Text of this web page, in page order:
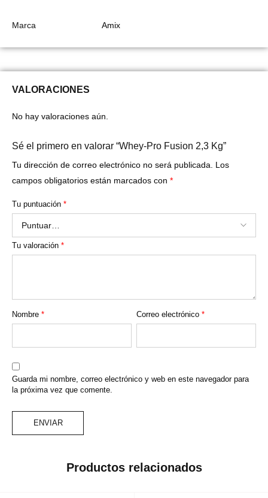
Marca Amix
VALORACIONES
No hay valoraciones aún.
Sé el primero en valorar “Whey-Pro Fusion 2,3 Kg”
Tu dirección de correo electrónico no será publicada.
Los
campos obligatorios están marcados con *
Tu puntuación *
Tu valoración *
Nombre * Correo electrónico*
Guarda mi nombre, correo electrónico y web en este navegador para
la próxima vez que comente.
Productos relacionados